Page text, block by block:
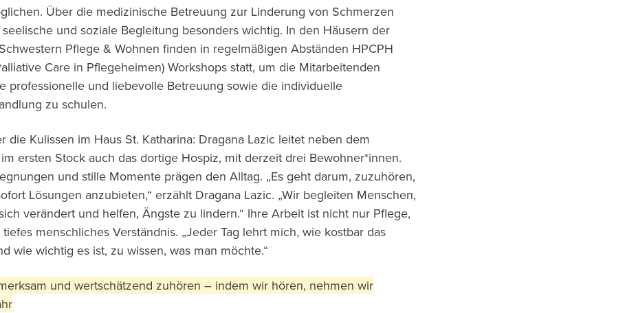
Über die medizinische Betreuung zur Linderung von Schmerzen
und soziale Begleitung besonders wichtig. In den Häusern der
Pflege & Wohnen finden in regelmäßigen Abständen HPCPH
Care in Pflegeheimen) Workshops statt, um die Mitarbeitenden
professionelle und liebevolle Betreuung sowie die individuelle
zu schulen.
die Kulissen im Haus St. Katharina: Dragana Lazic leitet neben dem
ersten Stock auch das dortige Hospiz, mit derzeit drei Bewohner*innen.
und stille Momente prägen den Alltag. „Es geht darum, zuzuhören,
Lösungen anzubieten,“ erzählt Dragana Lazic. „Wir begleiten Menschen,
verändert und helfen, Ängste zu lindern.“ Ihre Arbeit ist nicht nur Pflege,
menschliches Verständnis. „Jeder Tag lehrt mich, wie kostbar das
wie wichtig es ist, zu wissen, was man möchte.“
und wertschätzend zuhören – indem wir hören, nehmen wir